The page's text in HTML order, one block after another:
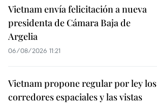
Vietnam envía felicitación a nueva
presidenta de Cámara Baja de
Argelia
06/08/2026 11:21
Vietnam propone regular por ley los
corredores espaciales y las vistas